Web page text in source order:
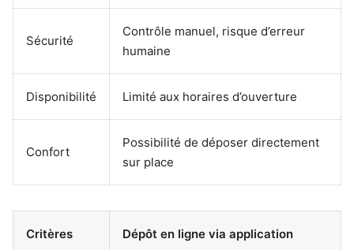
Sécurité
Contrôle manuel, risque d’erreur
humaine
Disponibilité Limité aux horaires d’ouverture
Confort
Possibilité de déposer directement
sur place
Critères Dépôt en ligne via application